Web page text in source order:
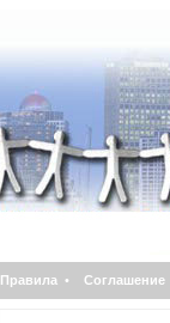
Правила • Соглашение